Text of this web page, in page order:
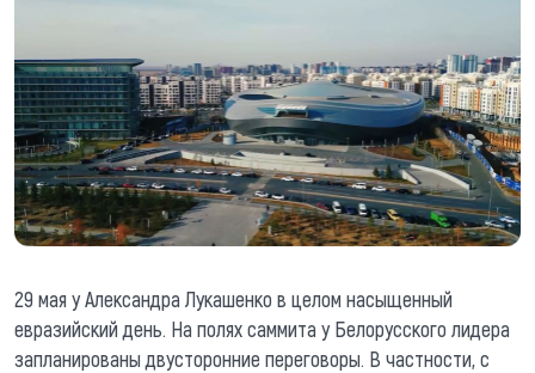
29 мая у Александра Лукашенко в целом насыщенный
евразийский день. На полях саммита у Белорусского лидера
запланированы двусторонние переговоры. В частности, с